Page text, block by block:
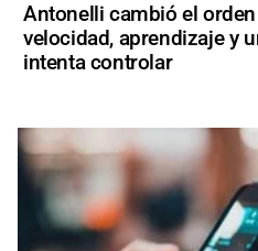
Antonelli cambió el
velocidad, aprendizaje y
intenta controlar